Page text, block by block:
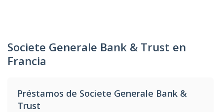
Societe Generale Bank & Trust en
Francia
Préstamos de Societe Generale Bank &
Trust